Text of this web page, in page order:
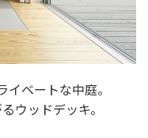
ベートな中庭。
ウッドデッキ。